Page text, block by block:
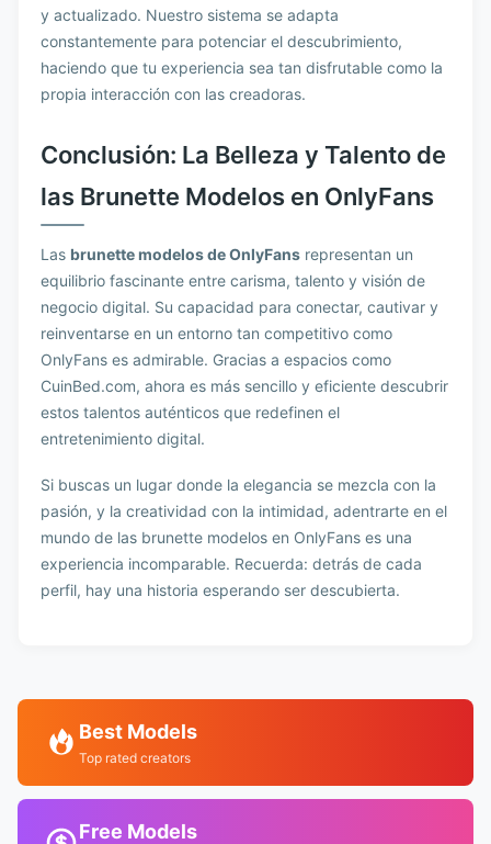
y actualizado. Nuestro sistema se adapta
constantemente para potenciar el descubrimiento,
haciendo que tu experiencia sea tan disfrutable como la
propia interacción con las creadoras.
Conclusión: La Belleza y Talento de
las Brunette Modelos en OnlyFans
Las brunette modelos de OnlyFans representan un
equilibrio fascinante entre carisma, talento y visión de
negocio digital. Su capacidad para conectar, cautivar y
reinventarse en un entorno tan competitivo como
OnlyFans es admirable. Gracias a espacios como
CuinBed.com, ahora es más sencillo y eficiente descubrir
estos talentos auténticos que redefinen el
entretenimiento digital.
Si buscas un lugar donde la elegancia se mezcla con la
pasión, y la creatividad con la intimidad, adentrarte en el
mundo de las brunette modelos en OnlyFans es una
experiencia incomparable. Recuerda: detrás de cada
perfil, hay una historia esperando ser descubierta.
Best Models
Top rated creators
Free Models